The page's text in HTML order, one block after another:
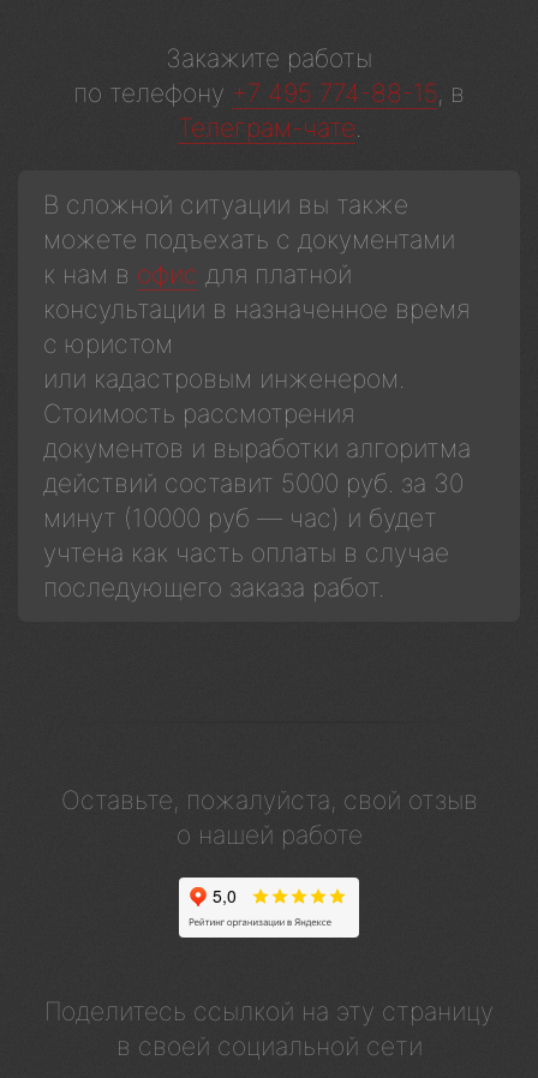
Закажите работы
по телефону +7 495 774-88-15, в
Телеграм-чате.
В сложной ситуации вы также
можете подъехать с документами
к нам в офис для платной
консультации в назначенное время
с юристом
или кадастровым инженером.
Стоимость рассмотрения
документов и выработки алгоритма
действий составит 5000 руб. за 30
минут (10000 руб — час) и будет
учтена как часть оплаты в случае
последующего заказа работ.
Оставьте, пожалуйста, свой отзыв
о нашей работе
Поделитесь ссылкой на эту страницу
в своей социальной сети